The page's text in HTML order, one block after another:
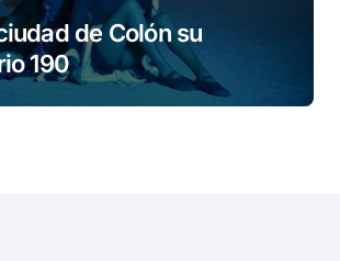
de Colón su
190